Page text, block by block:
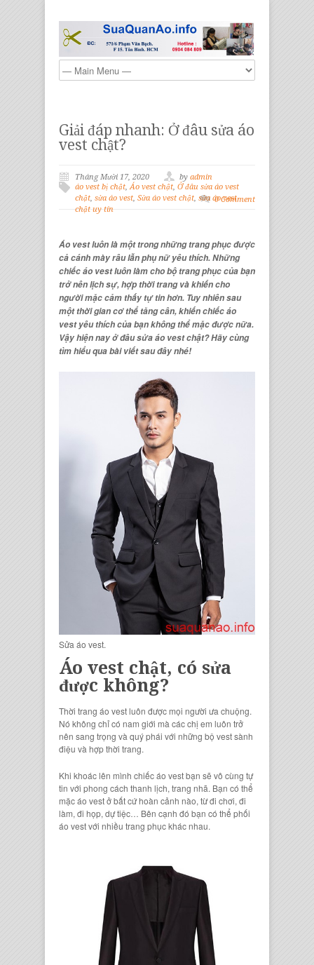
Giải đáp nhanh: Ở đâu sửa áo
vest chật?
Tháng Mười 17, 2020 by admin
áo vest bị chật,Áo vest chật, Ở đâu sửa áo vest
chật, sửa áo vest, Sửa áo vest chật, sửa áo vest
chật uy tín
0 Comment
Áo vest luôn là một trong những trang phục được
cả cánh mày râu lẫn phụ nữ yêu thích. Những
chiếc áo vest luôn làm cho bộ trang phục của bạn
trở nên lịch sự, hợp thời trang và khiến cho
người mặc cảm thấy tự tin hơn. Tuy nhiên sau
một thời gian cơ thể tăng cân, khiến chiếc áo
vest yêu thích của bạn không thể mặc được nữa.
Vậy hiện nayở đâu sửa áo vest chật? Hãy cùng
tìm hiểu qua bài viết sau đây nhé!
Sửa áo vest.
Áo vest chật, có sửa
được không?
Thời trang áo vest luôn được mọi người ưa chuộng.
Nó không chỉ có nam giới mà các chị em luôn trở
nên sang trọng và quý phái với những bộ vest sành
điệu và hợp thời trang.
Khi khoác lên mình chiếc áo vest bạn sẽ vô cùng tự
tin với phong cách thanh lịch, trang nhã. Bạn có thể
mặc áo vest ở bất cứ hoàn cảnh nào, từ đi chơi, đi
làm, đi họp, dự tiệc… Bên cạnh đó bạn có thể phối
áo vest với nhiều trang phục khác nhau.